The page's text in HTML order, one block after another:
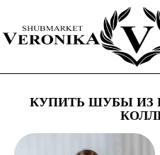
содержимому
КУПИТЬ ШУБЫ ИЗ